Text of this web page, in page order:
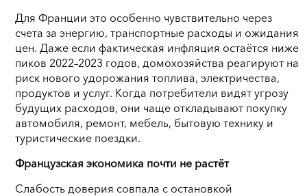
Для Франции это особенно чувствительно через
счета за энергию, транспортные расходы и ожидания
цен. Даже если фактическая инфляция остаётся ниже
пиков 2022–2023 годов, домохозяйства реагируют на
риск нового удорожания топлива, электричества,
продуктов и услуг. Когда потребители видят угрозу
будущих расходов, они чаще откладывают покупку
автомобиля, ремонт, мебель, бытовую технику и
туристические поездки.
Французская экономика почти не растёт
Слабость доверия совпала с остановкой